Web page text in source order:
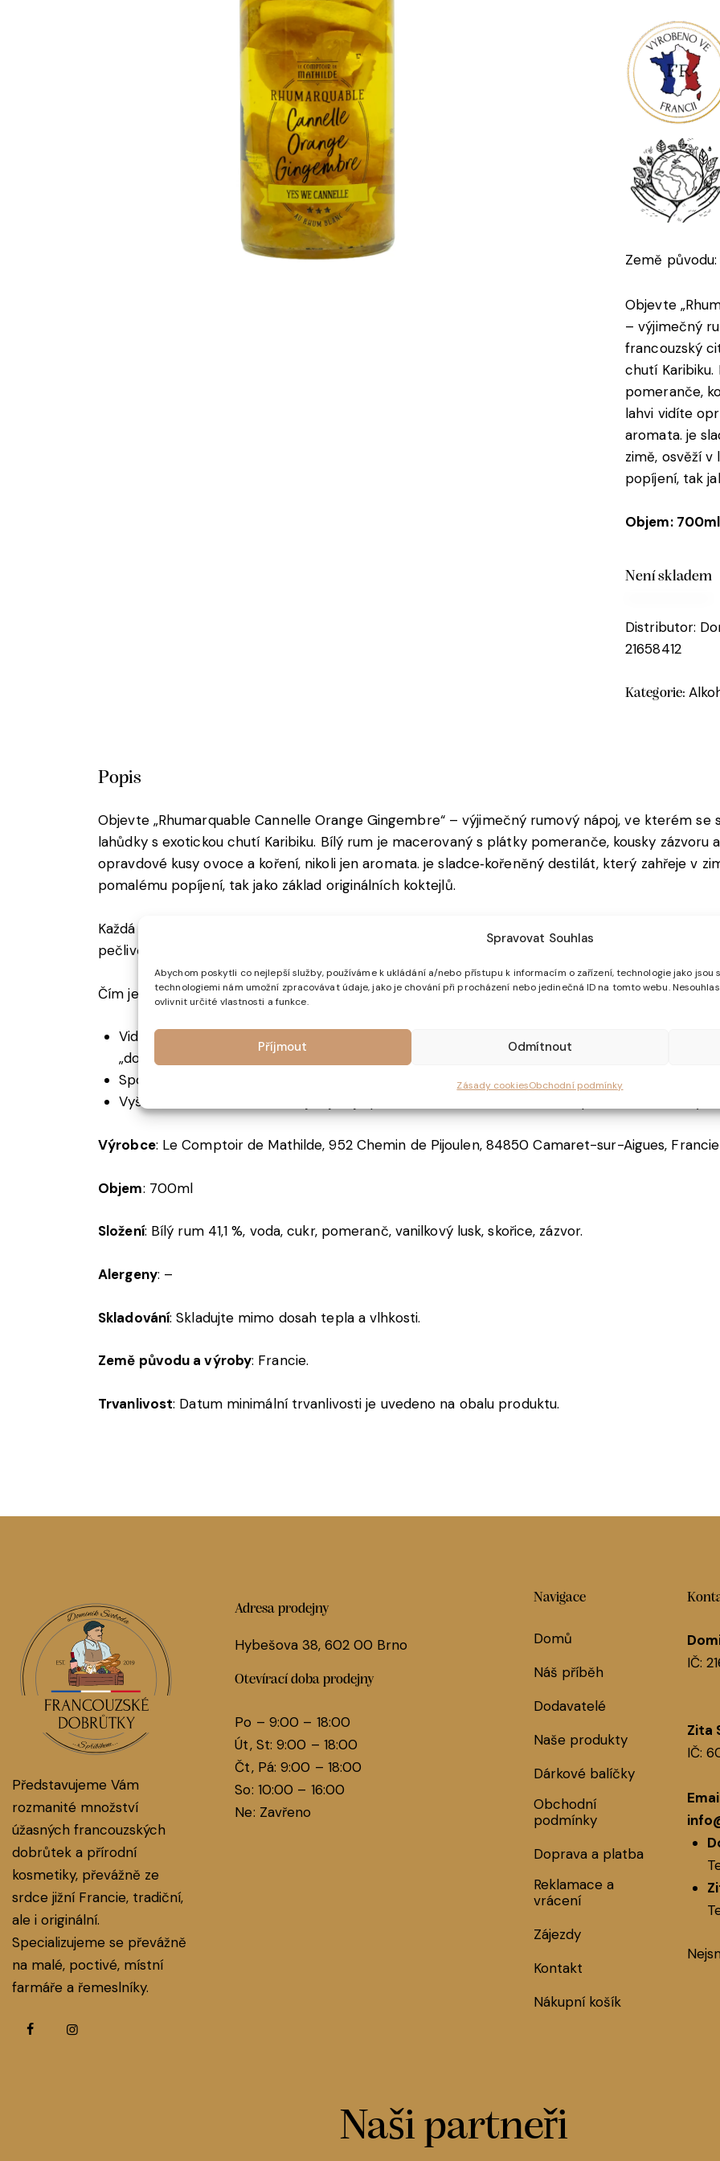
Spravovat Souhlas
Abychom poskytli co nejlepší služby, používáme k ukládání a/nebo přístupu k informacím o zařízení, technologie jako jsou
technologiemi nám umožní zpracovávat údaje, jako je chování při procházení nebo jedinečná ID na tomto webu.
ovlivnit určité vlastnosti a funkce.
Příjmout Odmítnout
Zásady cookiesObchodní podmínky
Země
Objevte
– výjimečný
francouzský
chutí
pomeranče,
lahvi vidíte
aromata. je
zimě, osvěží
popíjení, tak
Objem: 700ml
Není skladem
Distributor:
21658412
Kategorie:
Popis
Objevte „Rhumarquable Cannelle Orange Gingembre“ – výjimečný rumový nápoj, ve kterém
lahůdky s exotickou chutí Karibiku. Bílý rum je macerovaný s plátky pomeranče, kousky zázvoru
opravdové kusy ovoce a koření, nikoli jen aromata. je sladce‑kořeněný destilát, který zahřeje v
pomalému popíjení, tak jako základ originálních koktejlů.
Každá láhev vzniká ve Francii, v Camaret-sur-Aigues (Provence), kde značka Le Comptoir de
pečlivě vybranými plody.
Čím je nápoj unikátní?
Viditelné kousky ovoce a koření v lahvi (pomeranč, zázvor, skořice), které nápoje dodávají
„domácího“ macerátu.
Spojení sladkého pomeranče, ostrého zázvoru a hřejivé skořice vytváří netradiční, výrazně
Vyšší obsah alkoholu 30% obj. zajišťuje plnou chuť a zároveň univerzální použití do
Výrobce: Le Comptoir de Mathilde, 952 Chemin de Pijoulen, 84850 Camaret-sur-Aigues, Francie
Objem: 700ml
Složení: Bílý rum 41,1 %, voda, cukr, pomeranč, vanilkový lusk, skořice, zázvor.
Alergeny: –
Skladování: Skladujte mimo dosah tepla a vlhkosti.
Země původu a výroby: Francie.
Trvanlivost: Datum minimální trvanlivosti je uvedeno na obalu produktu.
Představujeme Vám
rozmanité množství
úžasných francouzských
dobrůtek a přírodní
kosmetiky, převážně ze
srdce jižní Francie, tradiční,
ale i originální.
Specializujeme se převážně
na malé, poctivé, místní
farmáře a řemeslníky.
Adresa prodejny
Hybešova 38, 602 00 Brno
Otevírací doba prodejny
Po – 9:00 – 18:00
Út, St: 9:00 – 18:00
Čt, Pá: 9:00 – 18:00
So: 10:00 – 16:00
Ne: Zavřeno
Navigace
Domů
Náš příběh
Dodavatelé
Naše produkty
Dárkové balíčky
Obchodní
podmínky
Doprava a platba
Reklamace a
vrácení
Zájezdy
Kontakt
Nákupní košík
IČ:
Zita
IČ:
Naši partneři